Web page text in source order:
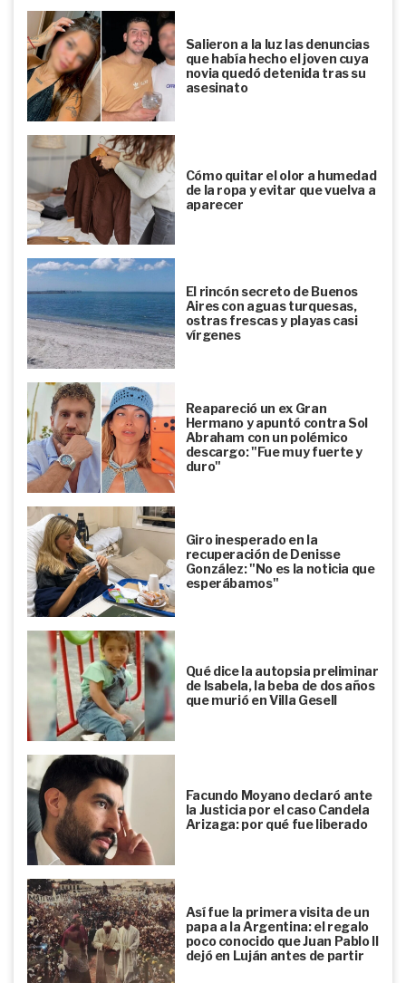
Salieron a la luz las denuncias
que había hecho el joven cuya
novia quedó detenida tras su
asesinato
Cómo quitar el olor a humedad
de la ropa y evitar que vuelva a
aparecer
El rincón secreto de Buenos
Aires con aguas turquesas,
ostras frescas y playas casi
vírgenes
Reapareció un ex Gran
Hermano y apuntó contra Sol
Abraham con un polémico
descargo: "Fue muy fuerte y
duro"
Giro inesperado en la
recuperación de Denisse
González: "No es la noticia que
esperábamos"
Qué dice la autopsia preliminar
de Isabela, la beba de dos años
que murió en Villa Gesell
Facundo Moyano declaró ante
la Justicia por el caso Candela
Arizaga: por qué fue liberado
Así fue la primera visita de un
papa a la Argentina: el regalo
poco conocido que Juan Pablo II
dejó en Luján antes de partir